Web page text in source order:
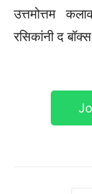
उत्तमोत्तम
रसिकांनी द